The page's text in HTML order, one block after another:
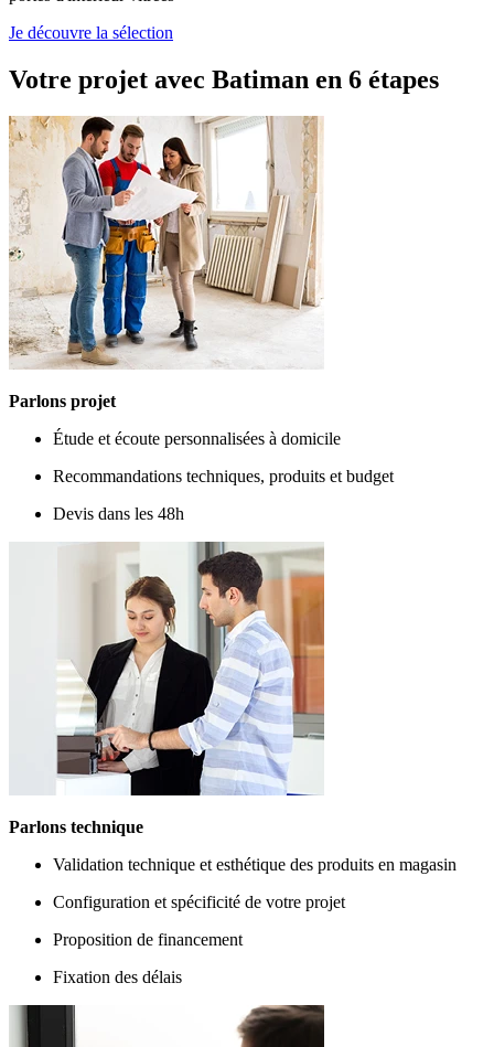
Je découvre la sélection
Votre projet avec Batiman en 6 étapes
Parlons projet
Étude et écoute personnalisées à domicile
Recommandations techniques, produits et budget
Devis dans les 48h
Parlons technique
Validation technique et esthétique des produits en magasin
Configuration et spécificité de votre projet
Proposition de financement
Fixation des délais